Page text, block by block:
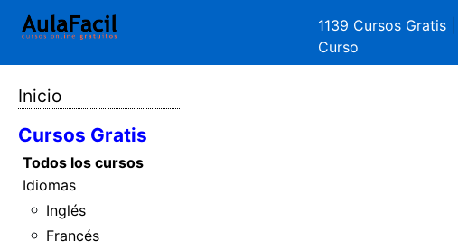
1139 Cursos Gratis
Curso
Inicio
Cursos Gratis
Todos los cursos
Idiomas
Inglés
Francés